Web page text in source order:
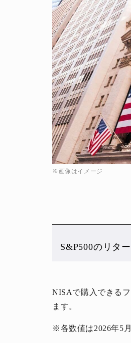
※画像はイメージ
S&P500のリタ
NISAで購入できる
ます。
※各数値は2026年5